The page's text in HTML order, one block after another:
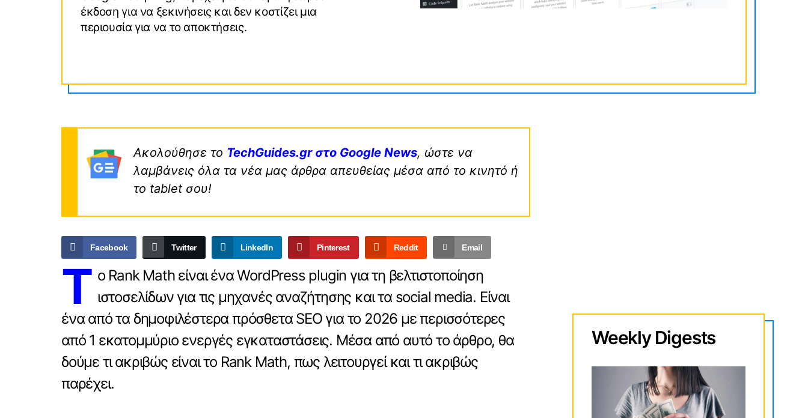
έκδοση για να ξεκινήσεις και δεν κοστίζει μια
περιουσία για να το αποκτήσεις.
Ακολούθησε το TechGuides.gr στο Google News, ώστε να
λαμβάνεις όλα τα νέα μας άρθρα απευθείας μέσα από το κινητό ή
το tablet σου!
Facebook Twitter LinkedIn Pinterest Reddit Email
Τ ο Rank Math είναι ένα WordPress plugin για τη βελτιστοποίηση
ιστοσελίδων για τις μηχανές αναζήτησης και τα social media. Είναι
ένα από τα δημοφιλέστερα πρόσθετα SEO για το 2026 με περισσότερες
από 1 εκατομμύριο ενεργές εγκαταστάσεις. Μέσα από αυτό το άρθρο, θα
δούμε τι ακριβώς είναι το Rank Math, πως λειτουργεί και τι ακριβώς
παρέχει.
WeeklyDigests